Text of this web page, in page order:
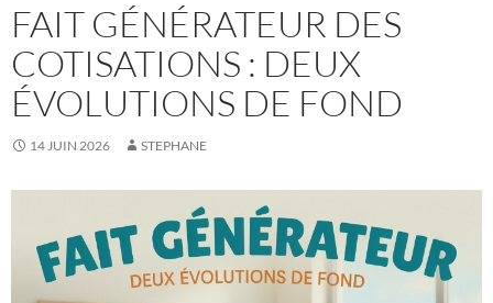
FAIT GÉNÉRATEUR DES
COTISATIONS : DEUX
ÉVOLUTIONS DE FOND
14 JUIN 2026 STEPHANE